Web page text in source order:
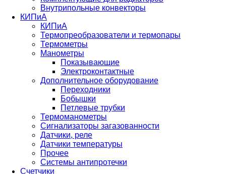
Внутрипольные конвекторы
КИПиА
КИПиА
Термопреобразователи и термопары
Термометры
Манометры
Показывающие
Электроконтактные
Дополнительное оборудование
Переходники
Бобышки
Петлевые трубки
Термоманометры
Сигнализаторы загазованности
Датчики, реле
Датчики температуры
Прочее
Системы антипротечки
Счетчики